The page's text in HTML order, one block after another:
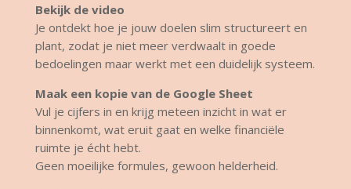
Bekijk de video
Je ontdekt hoe je jouw doelen slim structureert en
plant, zodat je niet meer verdwaalt in goede
bedoelingen maar werkt met een duidelijk systeem.
Maak een kopie van de Google Sheet
Vul je cijfers in en krijg meteen inzicht in wat er
binnenkomt, wat eruit gaat en welke financiële
ruimte je écht hebt.
Geen moeilijke formules, gewoon helderheid.